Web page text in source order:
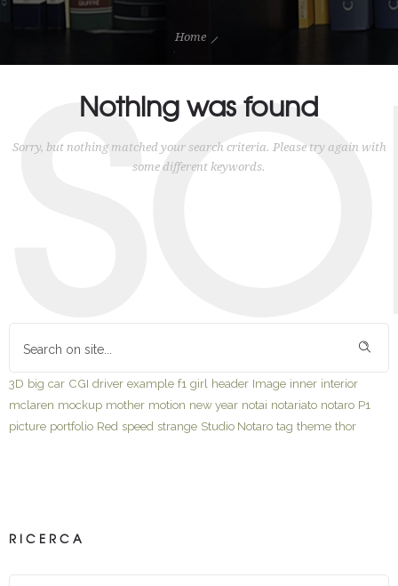
Home
Nothing was found
Sorry, but nothing matched your search criteria. Please try again with
some different keywords.
3D big car CGI driver example f1 girl header Image inner interior
mclaren mockup mother motion new year notai notariato notaro P1
picture portfolio Red speed strange Studio Notaro tag theme thor
RICERCA